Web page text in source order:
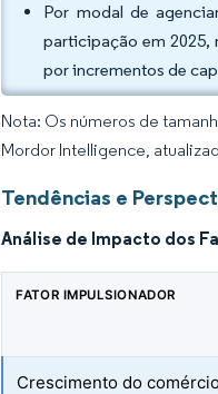
Por modal de
participação em 2025,
por incrementos de
Nota: Os números de
Mordor Intelligence,
Tendências e
Análise de Impacto dos
FATOR IMPULSIONADOR
Crescimento do